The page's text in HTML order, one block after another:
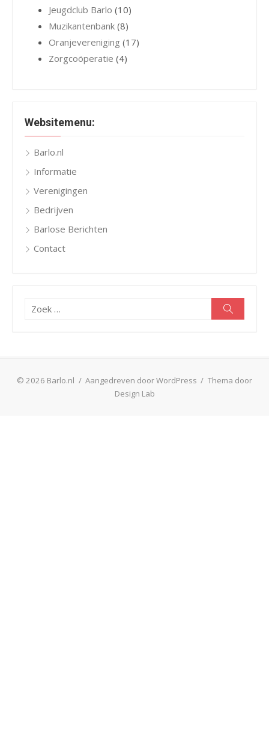
Jeugdclub Barlo (10)
Muzikantenbank (8)
Oranjevereniging (17)
Zorgcoöperatie (4)
Websitemenu:
Barlo.nl
Informatie
Verenigingen
Bedrijven
Barlose Berichten
Contact
Zoeken
© 2026 Barlo.nl / Aangedreven door WordPress / Thema door
Design Lab